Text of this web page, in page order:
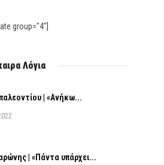
group="4"]
Λόγια
| «Ανήκω...
| «Πάντα υπάρχει...